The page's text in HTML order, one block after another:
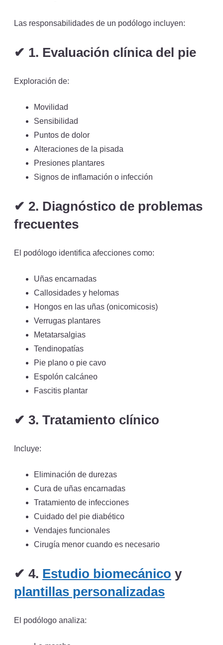
Las responsabilidades de un podólogo incluyen:
✔ 1. Evaluación clínica del pie
Exploración de:
Movilidad
Sensibilidad
Puntos de dolor
Alteraciones de la pisada
Presiones plantares
Signos de inflamación o infección
✔ 2. Diagnóstico de problemas
frecuentes
El podólogo identifica afecciones como:
Uñas encarnadas
Callosidades y helomas
Hongos en las uñas (onicomicosis)
Verrugas plantares
Metatarsalgias
Tendinopatías
Pie plano o pie cavo
Espolón calcáneo
Fascitis plantar
✔ 3. Tratamiento clínico
Incluye:
Eliminación de durezas
Cura de uñas encarnadas
Tratamiento de infecciones
Cuidado del pie diabético
Vendajes funcionales
Cirugía menor cuando es necesario
✔ 4. Estudio biomecánico y
plantillas personalizadas
El podólogo analiza: